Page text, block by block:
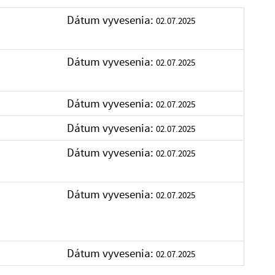
Dátum vyvesenia: 02.07.2025
Dátum vyvesenia: 02.07.2025
Dátum vyvesenia: 02.07.2025
Dátum vyvesenia: 02.07.2025
Dátum vyvesenia: 02.07.2025
Dátum vyvesenia: 02.07.2025
Dátum vyvesenia: 02.07.2025